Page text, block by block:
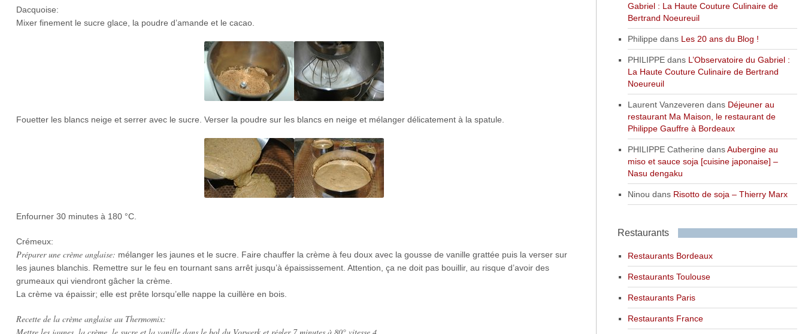
Dacquoise:
Mixer finement le sucre glace, la poudre d’amande et le cacao.
Fouetter les blancs neige et serrer avec le sucre. Verser la poudre sur les blancs en neige et mélanger délicatement à la spatule.
Enfourner 30 minutes à 180 °C.
Crémeux:
Préparer une crème anglaise: mélanger les jaunes et le sucre. Faire chauffer la crème à feu doux avec la gousse de vanille grattée puis la verser sur
les jaunes blanchis. Remettre sur le feu en tournant sans arrêt jusqu’à épaississement. Attention, ça ne doit pas bouillir, au risque d’avoir des
grumeaux qui viendront gâcher la crème.
La crème va épaissir; elle est prête lorsqu’elle nappe la cuillère en bois.
Recette de la crème anglaise au Thermomix:
Gabriel : La Haute Couture Culinaire de
Bertrand Noeureuil
Philippe dans Les 20 ans du Blog !
PHILIPPEdans L’Observatoire du Gabriel :
La Haute Couture Culinaire de Bertrand
Noeureuil
Laurent Vanzeveren dans Déjeuner au
restaurant Ma Maison, le restaurant de
Philippe Gauffre à Bordeaux
PHILIPPE Catherine dansAubergine au
miso et sauce soja [cuisine japonaise] –
Nasu dengaku
Ninou dans Risotto de soja – Thierry Marx
Restaurants
Restaurants Bordeaux
Restaurants Toulouse
Restaurants Paris
Restaurants France